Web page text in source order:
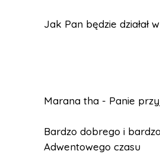
Jak Pan będzie działał
Marana tha - Panie
Bardzo dobrego i
Adwentowego czasu